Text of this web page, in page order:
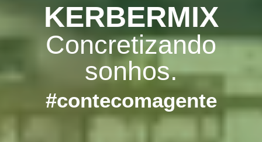
KERBERMIX
Concretizando
sonhos.
#contecomagente